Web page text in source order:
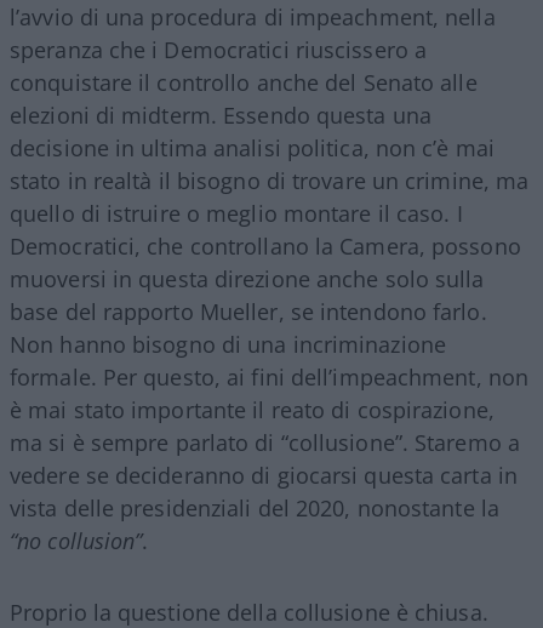
l’avvio di una procedura di impeachment, nella
speranza che i Democratici riuscissero a
conquistare il controllo anche del Senato alle
elezioni di midterm. Essendo questa una
decisione in ultima analisi politica, non c’è mai
stato in realtà il bisogno di trovare un crimine, ma
quello di istruire o meglio montare il caso. I
Democratici, che controllano la Camera, possono
muoversi in questa direzione anche solo sulla
base del rapporto Mueller, se intendono farlo.
Non hanno bisogno di una incriminazione
formale. Per questo, ai fini dell’impeachment, non
è mai stato importante il reato di cospirazione,
ma si è sempre parlato di “collusione”. Staremo a
vedere se decideranno di giocarsi questa carta in
vista delle presidenziali del 2020, nonostante la
“no collusion”.
Proprio la questione della collusione è chiusa.